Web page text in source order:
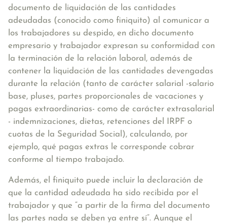
documento de liquidación de las cantidades
adeudadas (conocido como finiquito) al comunicar a
los trabajadores su despido, en dicho documento
empresario y trabajador expresan su conformidad con
la terminación de la relación laboral, además de
contener la liquidación de las cantidades devengadas
durante la relación (tanto de carácter salarial -salario
base, pluses, partes proporcionales de vacaciones y
pagas extraordinarias- como de carácter extrasalarial
- indemnizaciones, dietas, retenciones del IRPF o
cuotas de la Seguridad Social), calculando, por
ejemplo, qué pagas extras le corresponde cobrar
conforme al tiempo trabajado.
Además, el finiquito puede incluir la declaración de
que la cantidad adeudada ha sido recibida por el
trabajador y que “a partir de la firma del documento
las partes nada se deben ya entre sí”. Aunque el